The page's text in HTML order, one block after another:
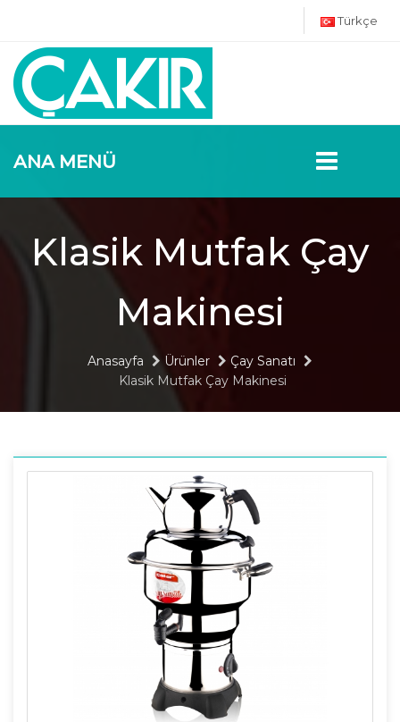
Türkçe
ANA MENÜ
Klasik Mutfak Çay
Makinesi
Anasayfa Ürünler
Çay Sanatı
Klasik Mutfak Çay Makinesi